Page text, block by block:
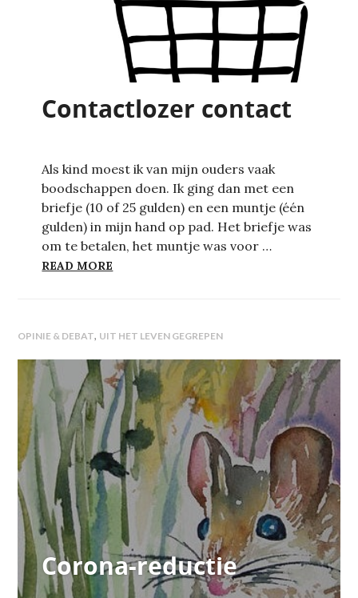
Contactlozer contact
Als kind moest ik van mijn ouders vaak
boodschappen doen. Ik ging dan met een
briefje (10 of 25 gulden) en een muntje (één
gulden) in mijn hand op pad. Het briefje was
om te betalen, het muntje was voor …
READ MORE
OPINIE & DEBAT, UIT HET LEVEN GEGREPEN
Corona-reductie